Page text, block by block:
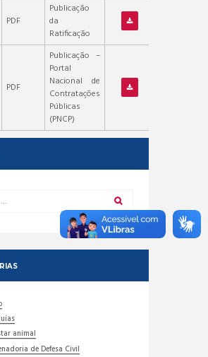
PDF
Publicação
da
Ratificação
PDF
Publicação –
Portal
Nacional de
Contratações
Públicas
(PNCP)
animal
de Defesa Civil